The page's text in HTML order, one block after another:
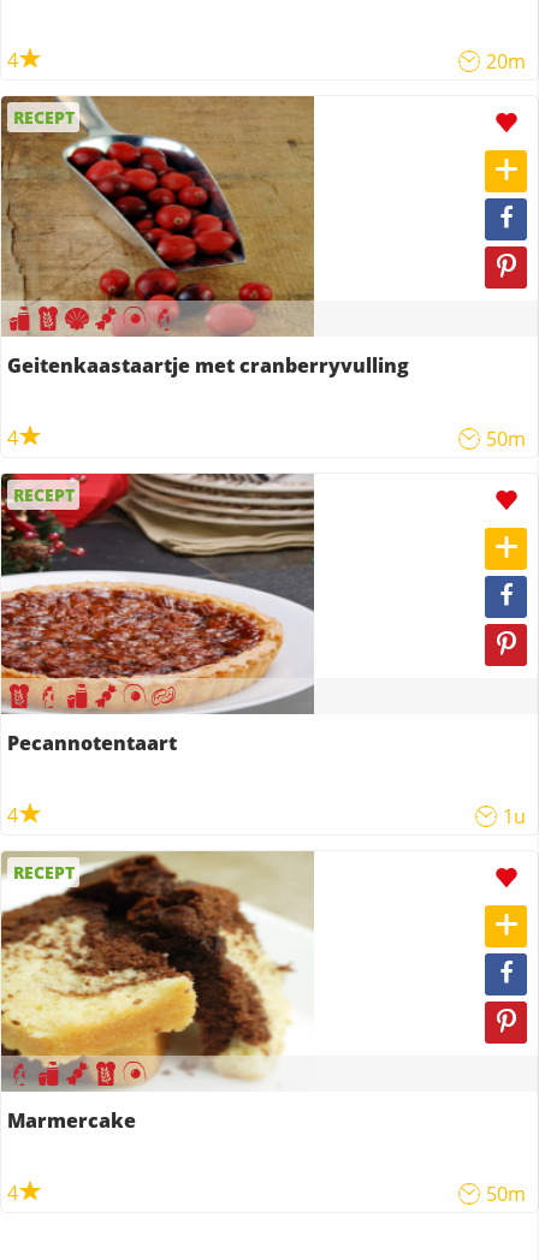
4 20m
RECEPT
Geitenkaastaartje met cranberryvulling
4 50m
RECEPT
Pecannotentaart
4 1u
RECEPT
Marmercake
4 50m